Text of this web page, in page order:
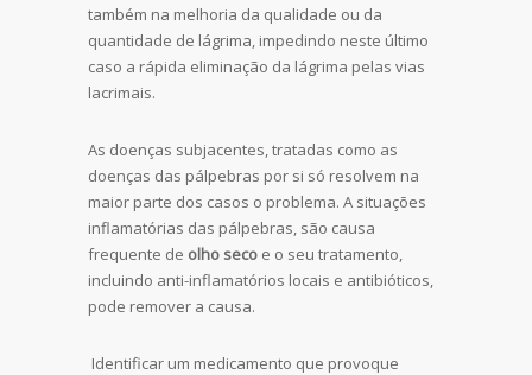
também na melhoria da qualidade ou da
quantidade de lágrima, impedindo neste último
caso a rápida eliminação da lágrima pelas vias
lacrimais.
As doenças subjacentes, tratadas como as
doenças das pálpebras por si só resolvem na
maior parte dos casos o problema. A situações
inflamatórias das pálpebras, são causa
frequente de olho seco e o seu tratamento,
incluindo anti-inflamatórios locais e antibióticos,
pode remover a causa.
Identificar um medicamento que provoque